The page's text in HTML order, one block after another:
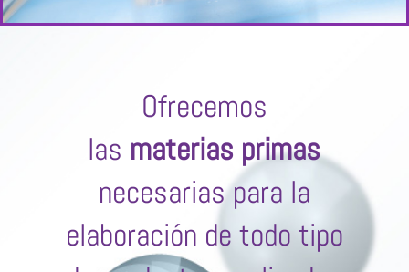
Ofrecemos
las materias primas
necesarias para la
elaboración de todo tipo